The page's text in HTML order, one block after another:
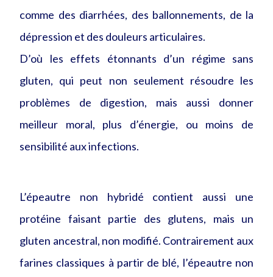
comme des diarrhées, des ballonnements, de la
dépression et des douleurs articulaires.
D’où les effets étonnants d’un régime sans
gluten, qui peut non seulement résoudre les
problèmes de digestion, mais aussi donner
meilleur moral, plus d’énergie, ou moins de
sensibilité aux infections.
L’épeautre non hybridé contient aussi une
protéine faisant partie des glutens, mais un
gluten ancestral, non modifié. Contrairement aux
farines classiques à partir de blé, l’épeautre non